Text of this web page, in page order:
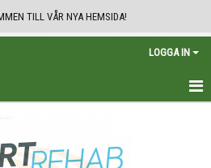
TILL VÅR NYA HEMSIDA!
LOGGA IN